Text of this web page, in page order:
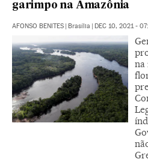
garimpo na Amazônia
AFONSO BENITES Brasília DEC 10, 2021 -
na